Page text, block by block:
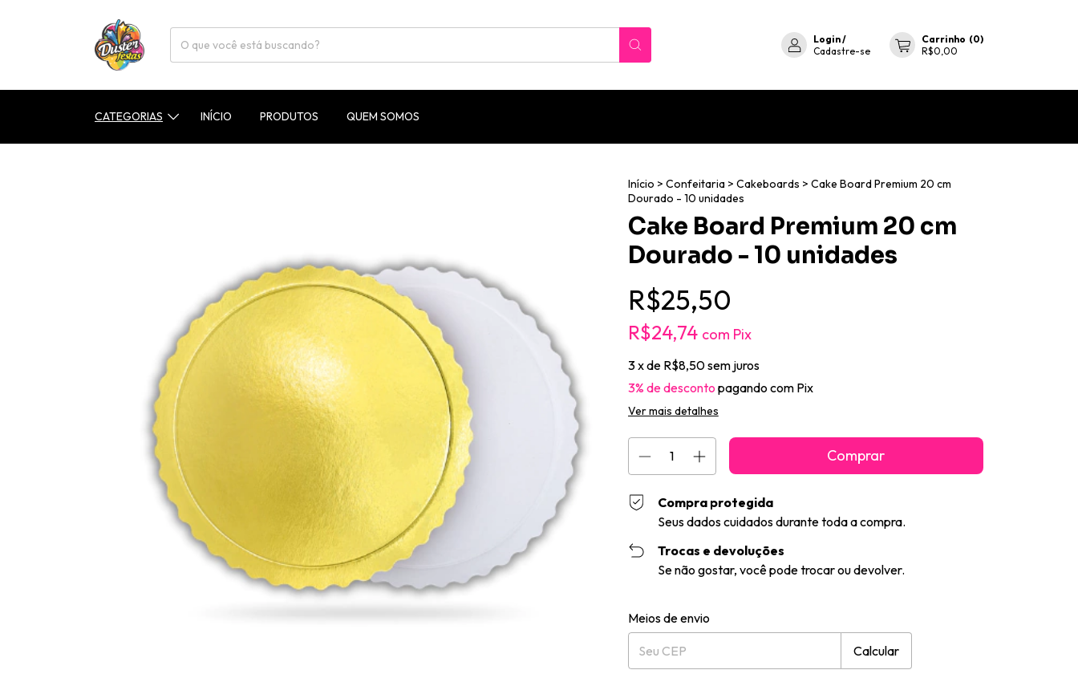
Login/
Cadastre-se
Carrinho (0)
R$0,00
CATEGORIAS INÍCIO PRODUTOS QUEM SOMOS
Início > Confeitaria > Cakeboards > Cake Board Premium 20 cm
Dourado - 10 unidades
Cake Board Premium 20 cm
Dourado - 10 unidades
R$25,50
R$24,74 com Pix
3x de R$8,50sem juros
3% de desconto pagando com Pix
Ver mais detalhes
Compra protegida
Seus dados cuidados durante toda a compra.
Trocas e devoluções
Se não gostar, você pode trocar ou devolver.
Entregas para o CEP:
Meios de envio
Calcular